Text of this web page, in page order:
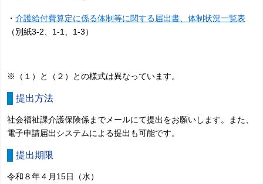
・介護給付費算定に係る体制等に関する届出書、体制状況一覧表
（別紙3-2、1-1、1-3）
※（１）と（２）との様式は異なっています。
提出方法
社会福祉課介護保険係までメールにて提出をお願いします。また、
電子申請届出システムによる提出も可能です。
提出期限
令和８年４月15日（水）